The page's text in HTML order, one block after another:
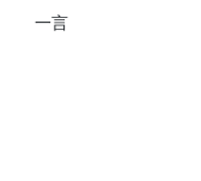
一言